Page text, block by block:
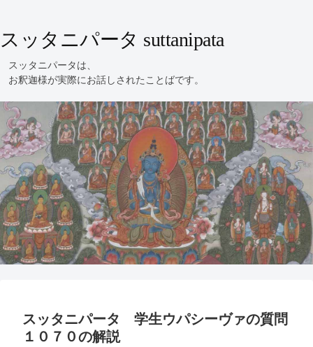
スッタニパータ suttanipata
スッタニパータ 学生ウパシーヴァの質問
１０７０の解説